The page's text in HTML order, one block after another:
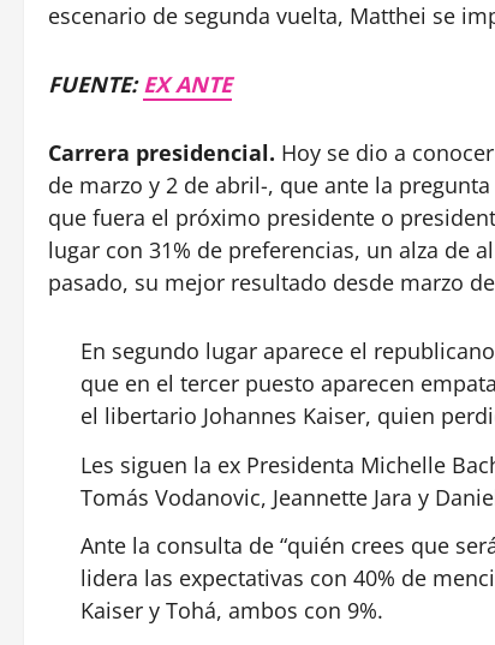
escenario de segunda vuelta, Matthei se
FUENTE:EX ANTE
Carrera presidencial. Hoy se dio a
de marzo y 2 de abril-, que ante la
que fuera el próximo presidente o
lugar con 31% de preferencias, un alza de
pasado, su mejor resultado desde marzo
En segundo lugar aparece el
que en el tercer puesto aparecen
el libertario Johannes Kaiser, quien
Les siguen la ex Presidenta Michelle
Tomás Vodanovic, Jeannette Jara y
Ante la consulta de “quién crees que
lidera las expectativas con 40% de
Kaiser y Tohá, ambos con 9%.